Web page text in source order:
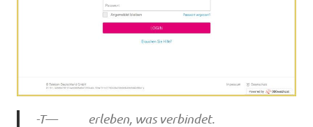
-T— erleben, was verbindet.